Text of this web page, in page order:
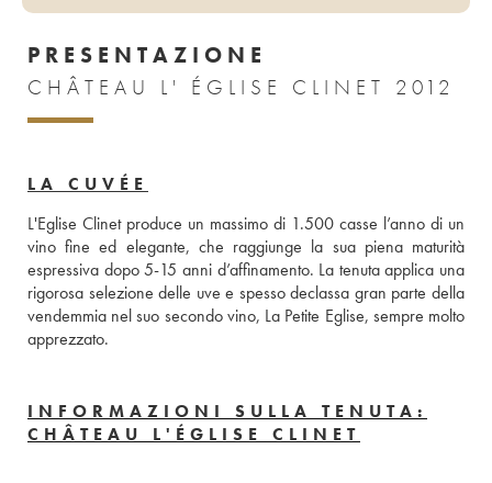
PRESENTAZIONE
CHÂTEAU L' ÉGLISE CLINET 2012
LA CUVÉE
L'Eglise Clinet produce un massimo di 1.500 casse l’anno di un
vino fine ed elegante, che raggiunge la sua piena maturità
espressiva dopo 5-15 anni d’affinamento. La tenuta applica una
rigorosa selezione delle uve e spesso declassa gran parte della
vendemmia nel suo secondo vino, La Petite Eglise, sempre molto
apprezzato.
INFORMAZIONI SULLA TENUTA:
CHÂTEAU L'ÉGLISE CLINET